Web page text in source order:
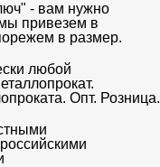
- вам нужно
мы привезем в
в размер.
любой
Опт. Розница.